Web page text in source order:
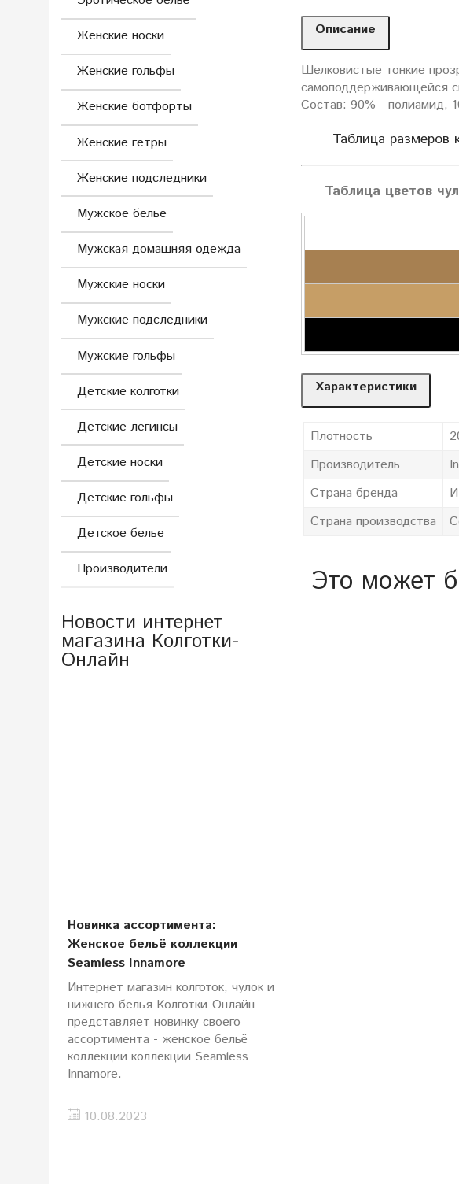
Описание
Шелковистые тонкие
самоподдерживающейся
Состав: 90% - полиамид,
Таблица размеров
Таблица цветов
Характеристики
Плотность
Производитель
Страна бренда
Страна производства
Это может
Женские носки
Женские гольфы
Женские ботфорты
Женские гетры
Женские подследники
Мужское белье
Мужская домашняя одежда
Мужские носки
Мужские подследники
Мужские гольфы
Детские колготки
Детские легинсы
Детские носки
Детские гольфы
Детское белье
Производители
Новости интернет
магазина Колготки-
Онлайн
Новинка ассортимента:
Женское бельё коллекции
Seamless Innamore
Интернет магазин колготок, чулок и
нижнего белья Колготки-Онлайн
представляет новинку своего
ассортимента - женское бельё
коллекции коллекции Seamless
Innamore.
10.08.2023